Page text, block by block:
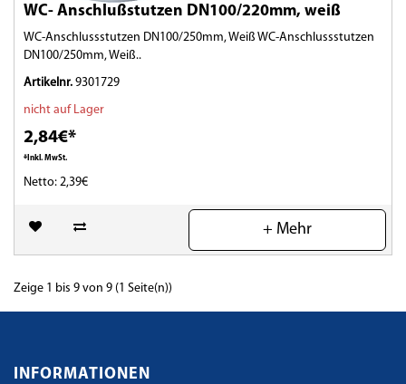
WC- Anschlußstutzen DN100/220mm, weiß
WC-Anschlussstutzen DN100/250mm, Weiß WC-Anschlussstutzen
DN100/250mm, Weiß..
Artikelnr. 9301729
nicht auf Lager
2,84€*
*Inkl. MwSt.
Netto: 2,39€
(0)
+ Mehr
Zeige 1 bis 9 von 9 (1 Seite(n))
INFORMATIONEN